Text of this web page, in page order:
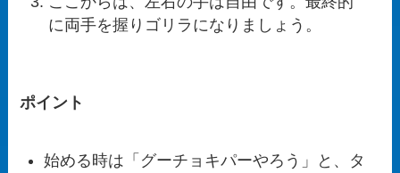
に両手を握りゴリラになりましょう。
ポイント
始める時は「グーチョキパーやろう」と、タ